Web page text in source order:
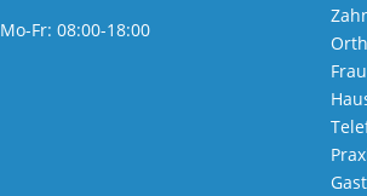
Mo-Fr: 08:00-18:00